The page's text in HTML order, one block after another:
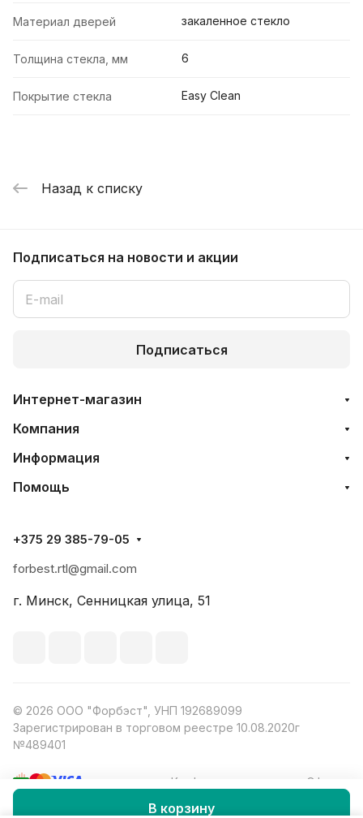
В корзину
Материал дверей закаленное стекло
Толщина стекла, мм 6
Покрытие стекла Easy Clean
Назад к списку
Подписаться на новости и акции
Подписаться
Интернет-магазин
Компания
Информация
Помощь
+375 29 385-79-05
forbest.rtl@gmail.com
г. Минск, Сенницкая улица, 51
© 2026 ООО "Форбэст", УНП 192689099
Зарегистрирован в торговом реестре 10.08.2020г
№489401
Конфиденциальность Оферта